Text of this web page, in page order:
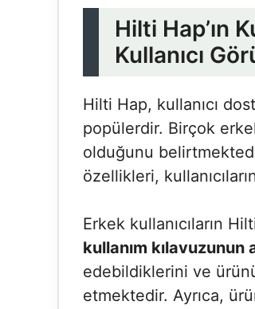
Hilti Hap’ın
Kullanıcı
Hilti Hap, kullanıcı
popülerdir. Birçok
olduğunu
özellikleri,
Erkek kullanıcıların
kullanım kılavuzunun
edebildiklerini ve
etmektedir. Ayrıca,